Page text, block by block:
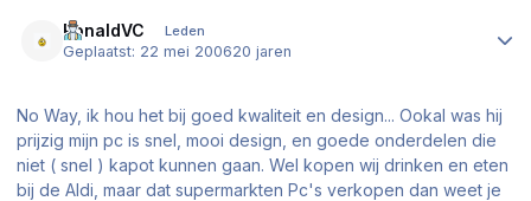
RonaldVC Leden
Geplaatst: 22 mei 200620 jaren
No Way, ik hou het bij goed kwaliteit en design... Ookal was hij
prijzig mijn pc is snel, mooi design, en goede onderdelen die
niet ( snel ) kapot kunnen gaan. Wel kopen wij drinken en eten
bij de Aldi, maar dat supermarkten Pc's verkopen dan weet je